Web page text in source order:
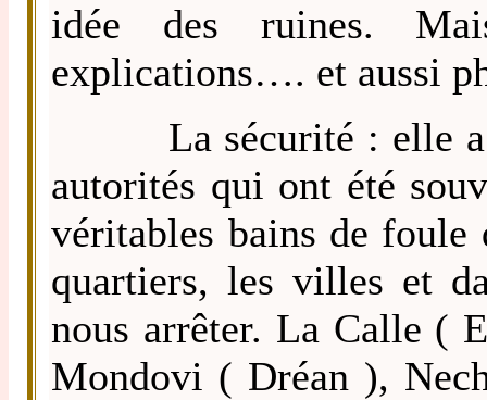
idée des ruines.
explications…. et aussi
La sécurité : elle a
autorités qui ont été
véritables bains de foule
quartiers, les villes et
nous arrêter. La Calle (
Mondovi ( Dréan ),